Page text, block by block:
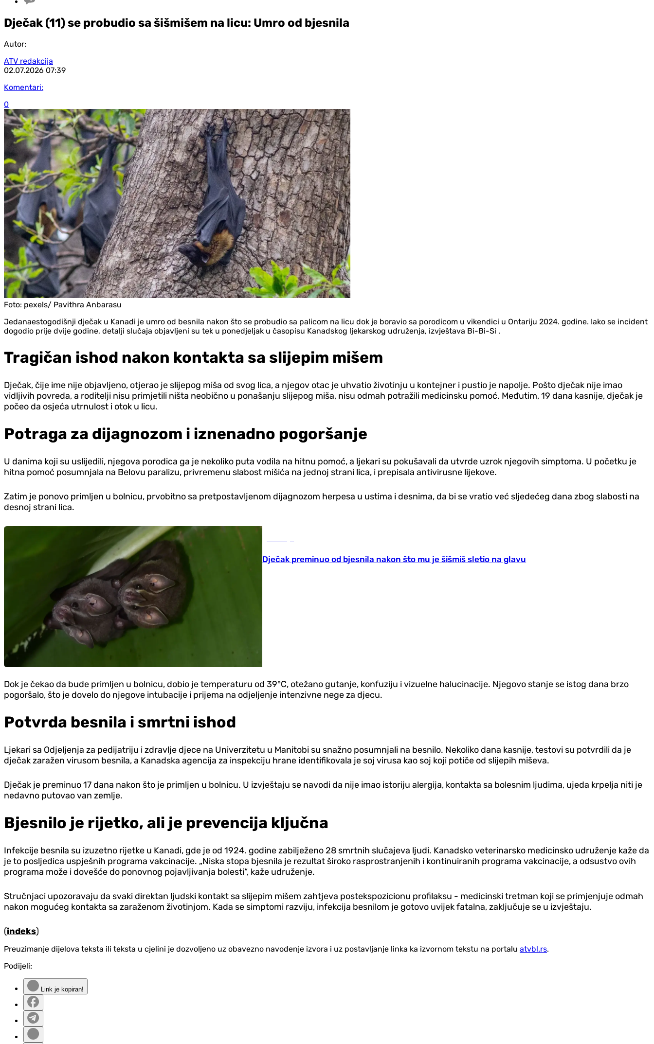
Dječak (11) se probudio sa šišmišem na licu: Umro od bjesnila
Autor:
ATV redakcija
02.07.2026 07:39
Komentari:
0
Foto: pexels/ Pavithra Anbarasu
Jedanaestogodišnji dječak u Kanadi je umro od besnila nakon što se probudio sa palicom na licu dok je boravio sa porodicom u vikendici u Ontariju 2024. godine. Iako se incident
dogodio prije dvije godine, detalji slučaja objavljeni su tek u ponedjeljak u časopisu Kanadskog ljekarskog udruženja, izvještava Bi-Bi-Si .
Tragičan ishod nakon kontakta sa slijepim mišem
Dječak, čije ime nije objavljeno, otjerao je slijepog miša od svog lica, a njegov otac je uhvatio životinju u kontejner i pustio je napolje. Pošto dječak nije imao
vidljivih povreda, a roditelji nisu primjetili ništa neobično u ponašanju slijepog miša, nisu odmah potražili medicinsku pomoć. Međutim, 19 dana kasnije, dječak je
počeo da osjeća utrnulost i otok u licu.
Potraga za dijagnozom i iznenadno pogoršanje
U danima koji su uslijedili, njegova porodica ga je nekoliko puta vodila na hitnu pomoć, a ljekari su pokušavali da utvrde uzrok njegovih simptoma. U početku je
hitna pomoć posumnjala na Belovu paralizu, privremenu slabost mišića na jednoj strani lica, i prepisala antivirusne lijekove.
Zatim je ponovo primljen u bolnicu, prvobitno sa pretpostavljenom dijagnozom herpesa u ustima i desnima, da bi se vratio već sljedećeg dana zbog slabosti na
desnoj strani lica.
Dječak preminuo od bjesnila nakon što mu je šišmiš sletio na glavu
Dok je čekao da bude primljen u bolnicu, dobio je temperaturu od 39°C, otežano gutanje, konfuziju i vizuelne halucinacije. Njegovo stanje se istog dana brzo
pogoršalo, što je dovelo do njegove intubacije i prijema na odjeljenje intenzivne nege za djecu.
Potvrda besnila i smrtni ishod
Ljekari sa Odjeljenja za pedijatriju i zdravlje djece na Univerzitetu u Manitobi su snažno posumnjali na besnilo. Nekoliko dana kasnije, testovi su potvrdili da je
dječak zaražen virusom besnila, a Kanadska agencija za inspekciju hrane identifikovala je soj virusa kao soj koji potiče od slijepih miševa.
Dječak je preminuo 17 dana nakon što je primljen u bolnicu. U izvještaju se navodi da nije imao istoriju alergija, kontakta sa bolesnim ljudima, ujeda krpelja niti je
nedavno putovao van zemlje.
Bjesnilo je rijetko, ali je prevencija ključna
Infekcije besnila su izuzetno rijetke u Kanadi, gde je od 1924. godine zabilježeno 28 smrtnih slučajeva ljudi. Kanadsko veterinarsko medicinsko udruženje kaže da
je to posljedica uspješnih programa vakcinacije. „Niska stopa bjesnila je rezultat široko rasprostranjenih i kontinuiranih programa vakcinacije, a odsustvo ovih
programa može i dovešće do ponovnog pojavljivanja bolesti“, kaže udruženje.
Stručnjaci upozoravaju da svaki direktan ljudski kontakt sa slijepim mišem zahtjeva postekspozicionu profilaksu - medicinski tretman koji se primjenjuje odmah
nakon mogućeg kontakta sa zaraženom životinjom. Kada se simptomi razviju, infekcija besnilom je gotovo uvijek fatalna, zaključuje se u izvještaju.
(indeks)
Preuzimanje dijelova teksta ili teksta u cjelini je dozvoljeno uz obavezno navođenje izvora i uz postavljanje linka ka izvornom tekstu na portalu atvbl.rs.
Podijeli:
Link je kopiran!